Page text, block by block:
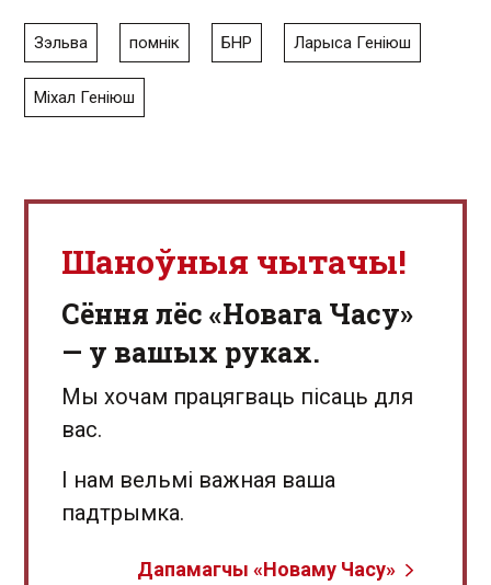
Зэльва помнік БНР Ларыса Геніюш
Міхал Геніюш
Шаноўныя чытачы!
Сёння лёс «Новага Часу»
— у вашых руках.
Мы хочам працягваць пісаць для
вас.
І нам вельмі важная ваша
падтрымка.
Дапамагчы «Новаму Часу»